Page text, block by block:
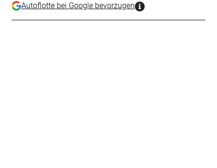
Autoflotte bei Google bevorzugen